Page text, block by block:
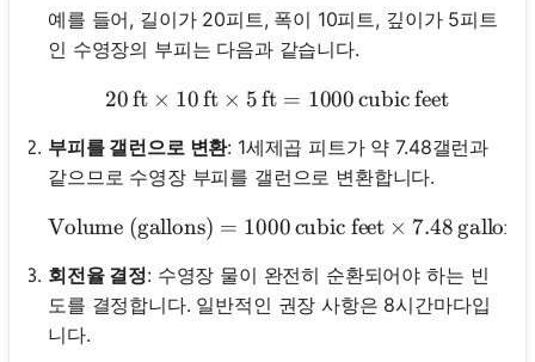
예를 들어, 길이가 20피트, 폭이 10피트, 깊이가 5피트
인 수영장의 부피는 다음과 같습니다.
20 \, \text{ft} \times 10
20ft × 10ft × 5 ft = 1000cubic feet
부피를 갤런으로 변환: 1세제곱 피트가 약 7.48갤런과
같으므로 수영장 부피를 갤런으로 변환합니다.
Volume (gallons) = 1000cubic feet × 7.48
회전율 결정: 수영장 물이 완전히 순환되어야 하는 빈
도를 결정합니다. 일반적인 권장 사항은 8시간마다입
니다.